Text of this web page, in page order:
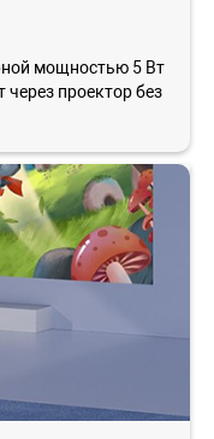
мощностью 5 Вт
проектор без